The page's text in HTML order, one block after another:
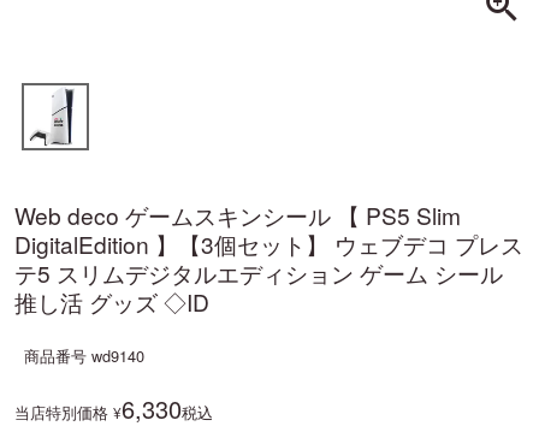
Web deco ゲームスキンシール 【 PS5 Slim
DigitalEdition 】【3個セット】 ウェブデコ プレス
テ5 スリムデジタルエディション ゲーム シール
推し活 グッズ ◇ID
商品番号 wd9140
当店特別価格 ¥6,330税込